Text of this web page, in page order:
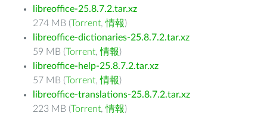
libreoffice-25.8.7.2.tar.xz
274 MB (Torrent,情報)
libreoffice-dictionaries-25.8.7.2.tar.xz
59 MB (Torrent,情報)
libreoffice-help-25.8.7.2.tar.xz
57 MB (Torrent,情報)
libreoffice-translations-25.8.7.2.tar.xz
223 MB (Torrent,情報)